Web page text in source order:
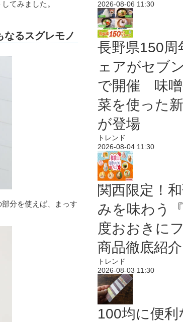
てみました。
なるスグレモノ
分を使えば、まっす
2026-08-06 11:30
長野県150周
ェアがセブ
で開催 味噌
菜を使った
が登場
トレンド
2026-08-04 11:30
関西限定！
みを味わう
度おおきに
商品徹底紹介
トレンド
2026-08-03 11:30
100均に便利